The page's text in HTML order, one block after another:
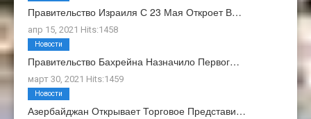
Правительство Израиля С 23 Мая Откроет В…
апр 15, 2021 Hits:1458
Правительство Бахрейна Назначило Первог…
март 30, 2021 Hits:1459
Новости
Азербайджан Открывает Торговое Представи…
Новости